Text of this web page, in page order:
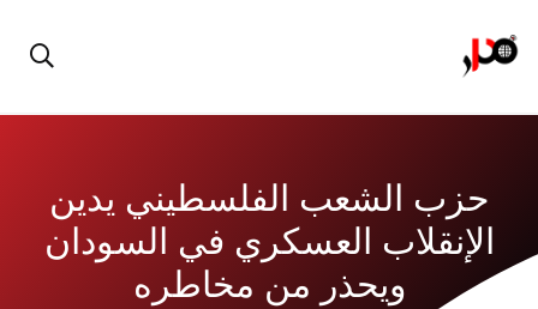
حزب الشعب الفلسطيني يدين
الإنقلاب العسكري في السودان
ويحذر من مخاطره